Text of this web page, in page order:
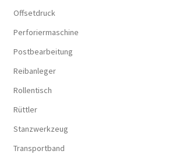
Offsetdruck
Perforiermaschine
Postbearbeitung
Reibanleger
Rollentisch
Rüttler
Stanzwerkzeug
Transportband